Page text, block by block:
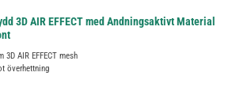
3D AIR EFFECT med Andningsaktivt Material
AIR EFFECT mesh
överhettning